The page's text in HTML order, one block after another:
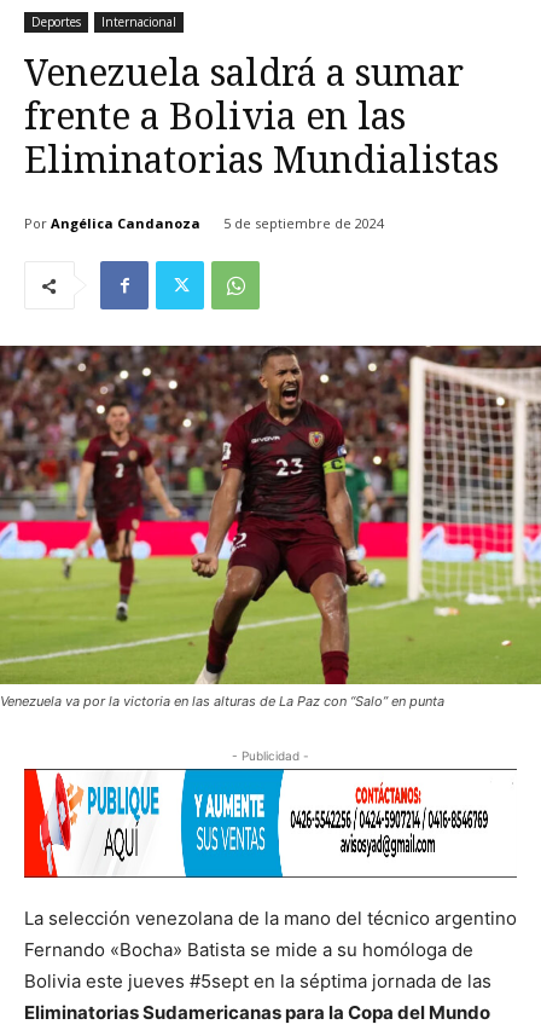
Deportes Internacional
Venezuela saldrá a sumar
frente a Bolivia en las
Eliminatorias Mundialistas
Por Angélica Candanoza 5 de septiembre de 2024
Venezuela va por la victoria en las alturas de La Paz con “Salo” en punta
- Publicidad -
La selección venezolana de la mano del técnico argentino
Fernando «Bocha» Batista se mide a su homóloga de
Bolivia este jueves #5sept en la séptima jornada de las
Eliminatorias Sudamericanas para la Copa del Mundo